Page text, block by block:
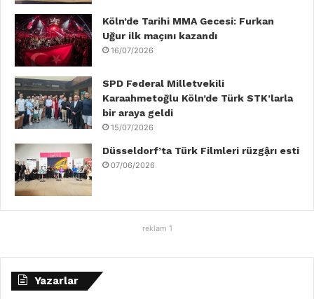
Köln’de Tarihi MMA Gecesi: Furkan
Uğur ilk maçını kazandı
16/07/2026
SPD Federal Milletvekili
Karaahmetoğlu Köln’de Türk STK’larla
bir araya geldi
15/07/2026
Düsseldorf’ta Türk Filmleri rüzgậrı esti
07/06/2026
reklam 1
Yazarlar